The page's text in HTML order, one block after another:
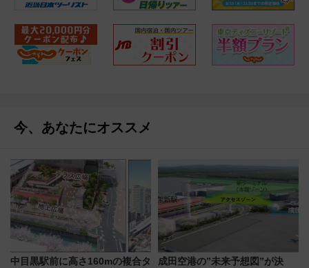
今、あなたにオススメ
中目黒駅前に高さ160mの複合タ
成田空港の”未来予想図”が決